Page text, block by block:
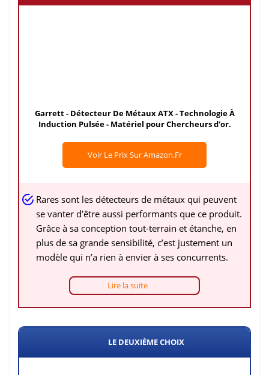
Garrett - Détecteur De Métaux ATX - Technologie À
Induction Pulsée - Matériel pour Chercheurs d'or.
Voir Le Prix Sur Amazon.fr
Rares sont les détecteurs de métaux qui peuvent
se vanter d’être aussi performants que ce produit.
Grâce à sa conception tout-terrain et étanche, en
plus de sa grande sensibilité, c’est justement un
modèle qui n’a rien à envier à ses concurrents.
Lire la suite
LE DEUXIÈME CHOIX